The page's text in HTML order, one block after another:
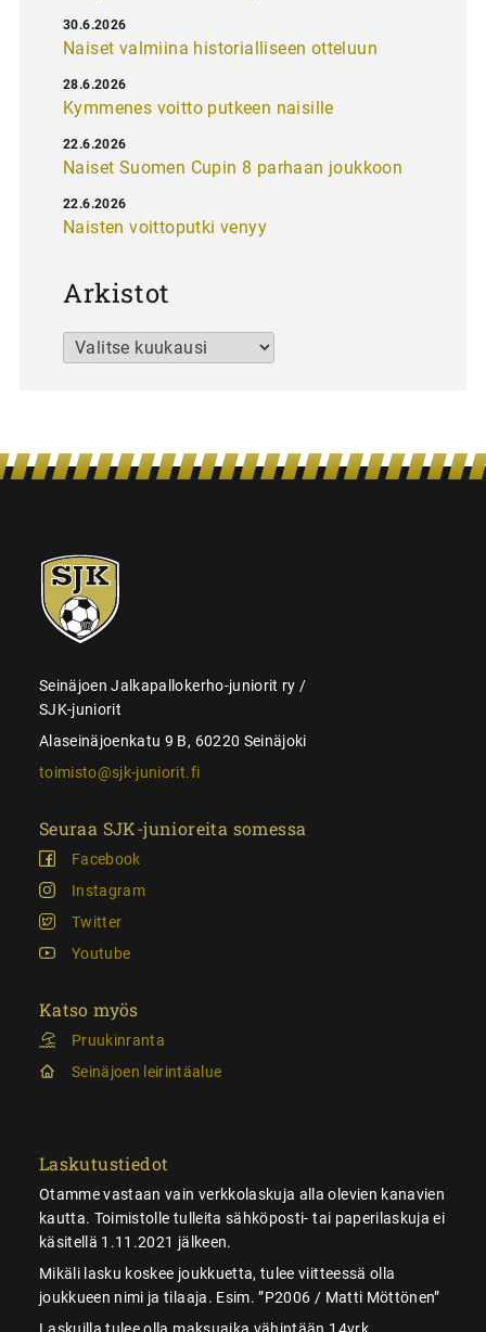
Naiset valmiina historialliseen otteluun
30.6.2026
Kymmenes voitto putkeen naisille
28.6.2026
Naiset Suomen Cupin 8 parhaan joukkoon
22.6.2026
Naisten voittoputki venyy
22.6.2026
Arkistot
Arkistot
SJK-
juniorit
Seinäjoen Jalkapallokerho-juniorit ry /
SJK-juniorit
Alaseinäjoenkatu 9 B, 60220 Seinäjoki
toimisto@sjk-juniorit.fi
Seuraa SJK-junioreita somessa
Facebook
Instagram
Twitter
Youtube
Katso myös
Pruukinranta
Seinäjoen leirintäalue
Laskutustiedot
Otamme vastaan vain verkkolaskuja alla olevien kanavien
kautta. Toimistolle tulleita sähköposti- tai paperilaskuja ei
käsitellä 1.11.2021 jälkeen.
Mikäli lasku koskee joukkuetta, tulee viitteessä olla
joukkueen nimi ja tilaaja. Esim. ”P2006 / Matti Möttönen”
Laskuilla tulee olla maksuaika vähintään 14vrk.